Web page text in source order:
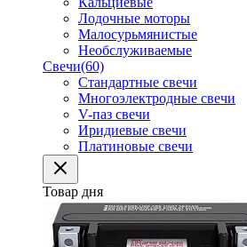
Лодочные моторы
Малосурьмянистые
Необслуживаемые
Свечи(60)
Стандартные свечи
Многоэлектродные свечи
V-паз свечи
Иридиевые свечи
Платиновые свечи
Товар дня